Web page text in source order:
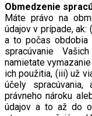
Obmedzenie
Máte právo na
údajov v prípade,
a to počas obdobia
spracúvanie
namietate
ich použitia, (iii) už
účely
právneho nároku
údajov a to až do